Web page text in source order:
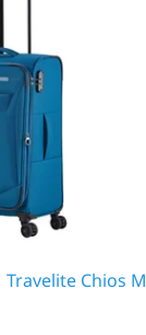
Travelite Chios M